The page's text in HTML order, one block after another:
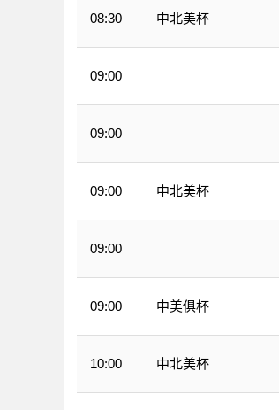
08:30 中北美杯
09:00
09:00
09:00 中北美杯
09:00
09:00 中美俱杯
10:00 中北美杯